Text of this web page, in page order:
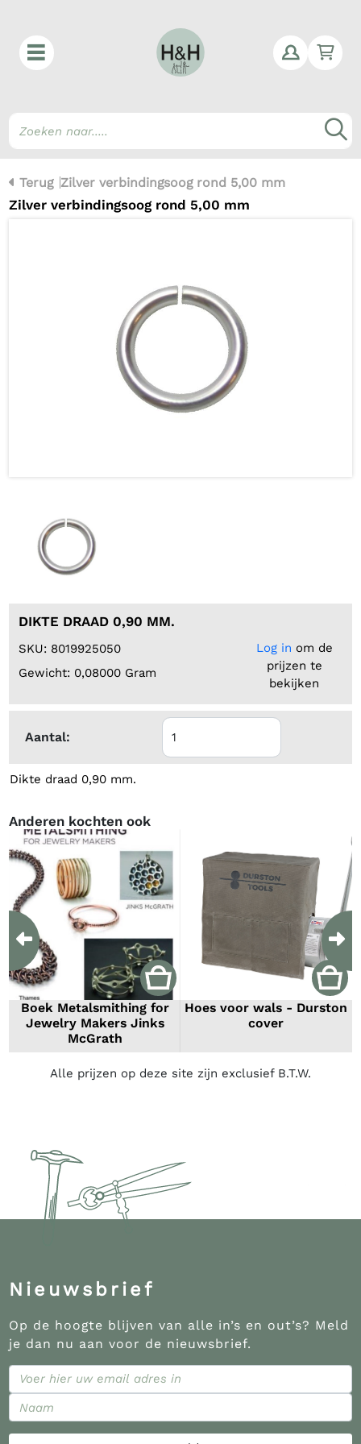
Terug Zilver verbindingsoog rond 5,00 mm
Zilver verbindingsoog rond 5,00 mm
DIKTE DRAAD 0,90 MM.
SKU: 8019925050
Gewicht: 0,08000 Gram
Log in om de
prijzen te
bekijken
Aantal:
Dikte draad 0,90 mm.
Anderen kochten ook
Boek Metalsmithing for
Jewelry Makers Jinks
McGrath
Hoes voor wals - Durston
cover
Previous
Alle prijzen op deze site zijn exclusief B.T.W.
Nieuwsbrief
Op de hoogte blijven van alle in’s en out’s? Meld
je dan nu aan voor de nieuwsbrief.